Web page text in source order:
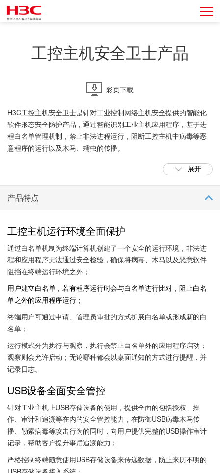
工控主机安全卫士产品
彩页下载
H3C工控主机安全卫士是针对工业控制网络主机安全提供的智能化
软件形态安全防护产品，通过智能识别工业主机应用程序，基于进
程白名单管理机制，禁止非法进程运行，阻断工控主机中病毒等恶
意程序的运行以及木马、蠕虫的传播。
H3C工控主机安全卫士通过完善的USB移动存储设备权限与操作管
作行为进行审计和追溯，确保没有非法设备连接、没有越权操作行
为以及有效防止文件泄密。目前产品广泛应用在工程师站、操作员
展开
产品特点
工控主机运行环境全面保护
通过白名单机制为终端计算机创建了一个安全的运行环境，非法进
程和应用程序无法通过安全检验，确保将病毒、木马以及恶意软件
阻挡在终端运行环境之外；
用户建立白名单，若有程序运行时会与白名单进行比对，阻止白名
单之外的应用程序运行；
终端用户可通过申请、管理员审批的方式扩展白名单或形成新的白
名单；
运行模式分为执行与观察，执行会禁止白名单外的应用程序启动；
观察则会允许启动；无论哪种都会以桌面通知的方式进行提醒，并
记录日志。
USB设备全面安全管控
针对工业主机上USB存储设备的使用，提供全面的包括授权、操
作、审计和追溯等在内的安全管控能力，在防御USB病毒木马传
播、勒索病毒等攻击行为的同时，向用户提供完整的USB操作审计
记录，帮助客户提升事后追溯能力；
严格控制终端随意使用USB存储设备来传递数据，防止来历不明的
USB存储设备接入系统；